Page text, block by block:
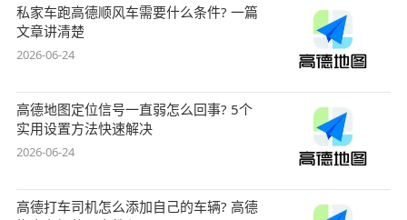
私家车跑高德顺风车需要什么条件? 一篇
文章讲清楚
2026-06-24
高德地图定位信号一直弱怎么回事? 5个
实用设置方法快速解决
2026-06-24
高德打车司机怎么添加自己的车辆? 高德